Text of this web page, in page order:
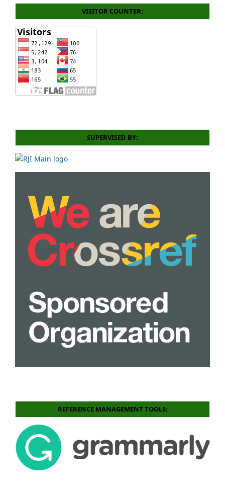
VISITOR COUNTER:
SUPERVISED BY:
REFERENCE MANAGEMENT TOOLS: